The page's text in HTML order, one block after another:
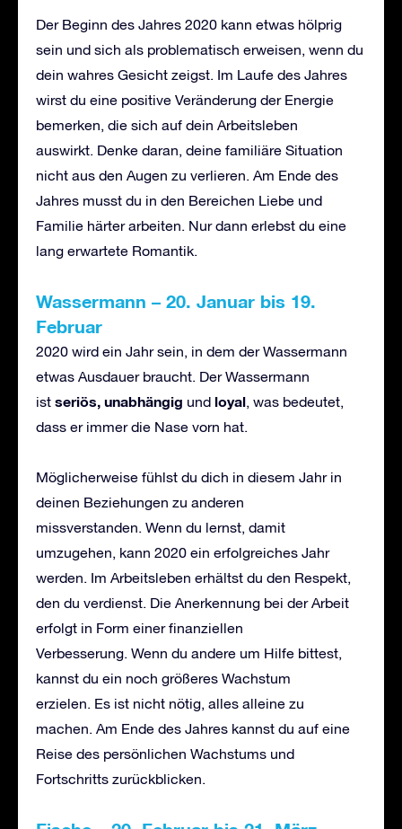
Der Beginn des Jahres 2020 kann etwas hölprig
sein und sich als problematisch erweisen, wenn du
dein wahres Gesicht zeigst. Im Laufe des Jahres
wirst du eine positive Veränderung der Energie
bemerken, die sich auf dein Arbeitsleben
auswirkt. Denke daran, deine familiäre Situation
nicht aus den Augen zu verlieren. Am Ende des
Jahres musst du in den Bereichen Liebe und
Familie härter arbeiten. Nur dann erlebst du eine
lang erwartete Romantik.
Wassermann – 20. Januar bis 19.
Februar
2020 wird ein Jahr sein, in dem der Wassermann
etwas Ausdauer braucht. Der Wassermann
ist seriös, unabhängig und loyal, was bedeutet,
dass er immer die Nase vorn hat.
Möglicherweise fühlst du dich in diesem Jahr in
deinen Beziehungen zu anderen
missverstanden. Wenn du lernst, damit
umzugehen, kann 2020 ein erfolgreiches Jahr
werden. Im Arbeitsleben erhältst du den Respekt,
den du verdienst. Die Anerkennung bei der Arbeit
erfolgt in Form einer finanziellen
Verbesserung. Wenn du andere um Hilfe bittest,
kannst du ein noch größeres Wachstum
erzielen. Es ist nicht nötig, alles alleine zu
machen. Am Ende des Jahres kannst du auf eine
Reise des persönlichen Wachstums und
Fortschritts zurückblicken.